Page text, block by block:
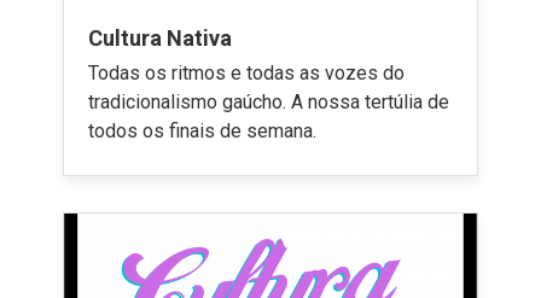
Cultura Nativa
Todas os ritmos e todas as vozes do
tradicionalismo gaúcho. A nossa tertúlia de
todos os finais de semana.